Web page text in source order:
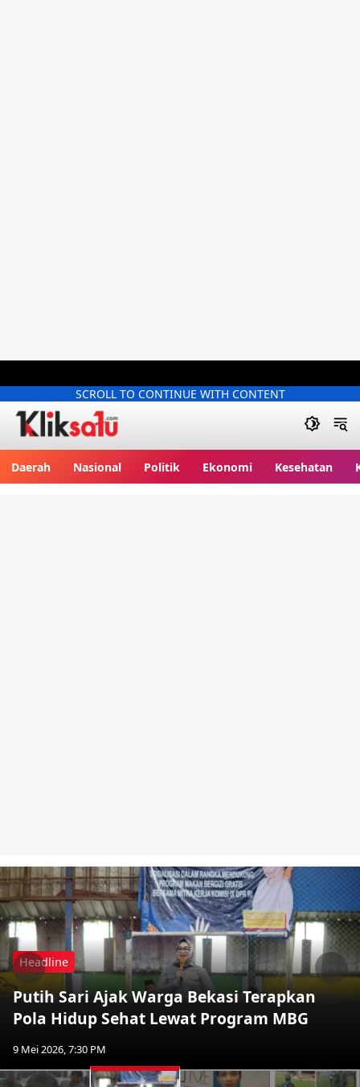
SCROLL TO CONTINUE WITH CONTENT
Daerah Nasional Politik Ekonomi Kesehatan
Headline
Putih Sari Ajak Warga Bekasi Terapkan
Pola Hidup Sehat Lewat Program MBG
9 Mei 2026, 7:30 PM
Previous